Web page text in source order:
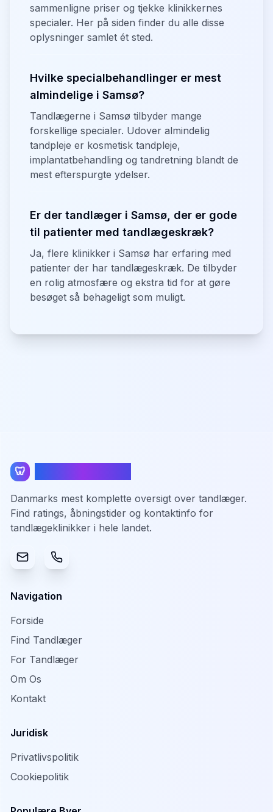
sammenligne priser og tjekke klinikkernes
specialer. Her på siden finder du alle disse
oplysninger samlet ét sted.
Hvilke specialbehandlinger er mest
almindelige i Samsø?
Tandlægerne i Samsø tilbyder mange
forskellige specialer. Udover almindelig
tandpleje er kosmetisk tandpleje,
implantatbehandling og tandretning blandt de
mest efterspurgte ydelser.
Er der tandlæger i Samsø, der er gode
til patienter med tandlægeskræk?
Ja, flere klinikker i Samsø har erfaring med
patienter der har tandlægeskræk. De tilbyder
en rolig atmosfære og ekstra tid for at gøre
besøget så behageligt som muligt.
🦷
Danmarks mest komplette oversigt over tandlæger.
Find ratings, åbningstider og kontaktinfo for
tandlægeklinikker i hele landet.
Navigation
Forside
Find Tandlæger
For Tandlæger
Om Os
Kontakt
Juridisk
Privatlivspolitik
Cookiepolitik